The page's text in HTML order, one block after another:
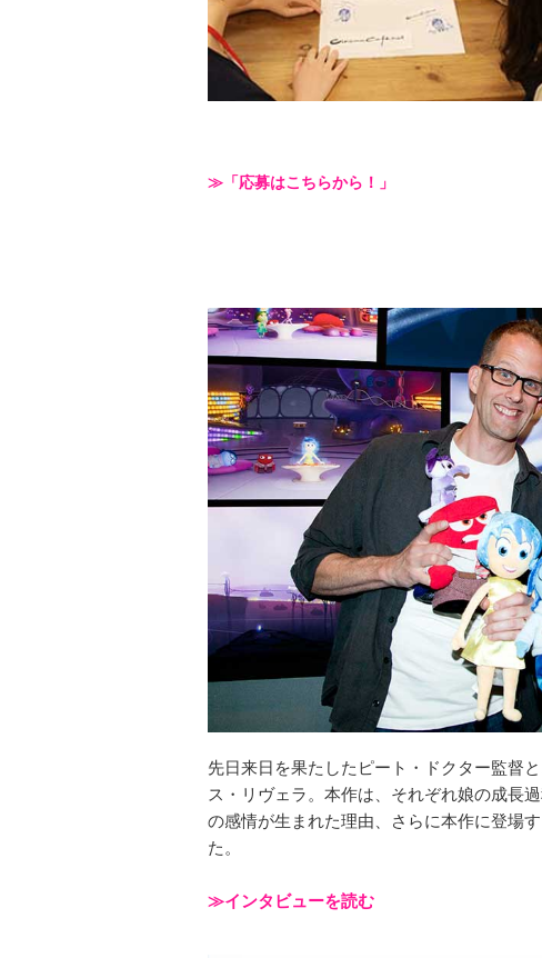
≫「応募はこちらから！」
先日来日を果たしたピート・ドクター監督
ス・リヴェラ。本作は、それぞれ娘の成長
の感情が生まれた理由、さらに本作に登場
た。
≫インタビューを読む